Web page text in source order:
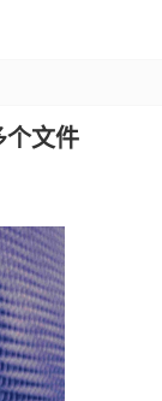
文件